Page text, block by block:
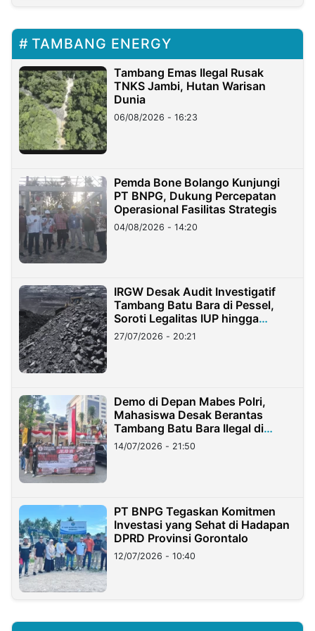
TAMBANG ENERGY
Tambang Emas Ilegal Rusak
TNKS Jambi, Hutan Warisan
Dunia
06/08/2026 - 16:23
Pemda Bone Bolango Kunjungi
PT BNPG, Dukung Percepatan
Operasional Fasilitas Strategis
04/08/2026 - 14:20
IRGW Desak Audit Investigatif
Tambang Batu Bara di Pessel,
Soroti Legalitas IUP hingga
Stockpile
27/07/2026 - 20:21
Demo di Depan Mabes Polri,
Mahasiswa Desak Berantas
Tambang Batu Bara Ilegal di
Lampung
14/07/2026 - 21:50
PT BNPG Tegaskan Komitmen
Investasi yang Sehat di Hadapan
DPRD Provinsi Gorontalo
12/07/2026 - 10:40